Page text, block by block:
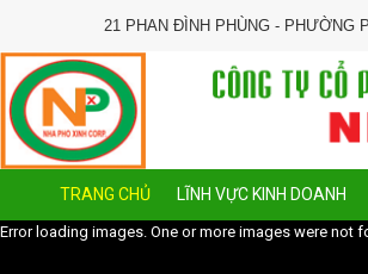
21 PHAN ĐÌNH PHÙNG - PHƯỜNG
TRANG CHỦ LĨNH VỰC KINH DOANH
Error loading images. One or more images were not